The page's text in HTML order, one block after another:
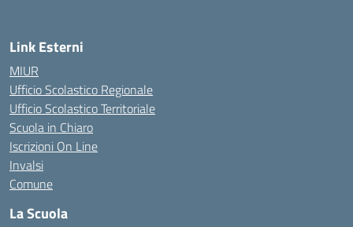
Link Esterni
MIUR
Ufficio Scolastico Regionale
Ufficio Scolastico Territoriale
Scuola in Chiaro
Iscrizioni On Line
Invalsi
Comune
La Scuola